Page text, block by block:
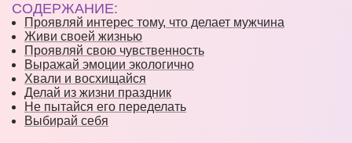
СОДЕРЖАНИЕ:
Проявляй интерес тому, что делает мужчина
Живи своей жизнью
Проявляй свою чувственность
Выражай эмоции экологично
Хвали и восхищайся
Делай из жизни праздник
Не пытайся его переделать
Выбирай себя